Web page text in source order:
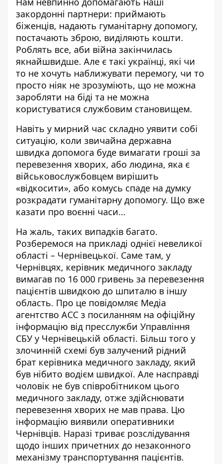
закордонні партнери: приймають
біженців, надають гуманітарну допомогу,
постачають зброю, виділяють кошти.
Роблять все, аби війна закінчилась
якнайшвидше. Але є такі українці, які чи
то не хочуть наближувати перемогу, чи то
просто ніяк не зрозуміють, що не можна
заробляти на біді та не можна
користуватися службовим становищем.
Навіть у мирний час складно уявити собі
ситуацію, коли звичайна державна
швидка допомога буде вимагати гроші за
перевезення хворих, або людина, яка є
військовослужбовцем вирішить
«відкосити», або комусь спаде на думку
розкрадати гуманітарну допомогу. Що вже
казати про воєнні часи…
На жаль, таких випадків багато.
Розберемося на прикладі однієї невеликої
області – Чернівецької. Саме там, у
Чернівцях, керівник медичного закладу
вимагав по 16 000 гривень за перевезення
пацієнтів швидкою до шпиталю в іншу
область. Про це повідомляє Медіа
агентство АСС з посиланням на офіційну
інформацію від пресслужби Управління
СБУ у Чернівецькій області. Більш того у
злочинній схемі був залучений рідний
брат керівника медичного закладу, який
був нібито водієм швидкої. Але насправді
чоловік не був співробітником цього
медичного закладу, отже здійснювати
перевезення хворих не мав права. Цю
інформацію виявили оперативники
Чернівців. Наразі триває розслідування
щодо інших причетних до незаконного
механізму транспортування пацієнтів.